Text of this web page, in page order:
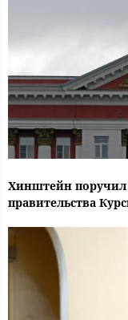
Хинштейн поручил
правительства